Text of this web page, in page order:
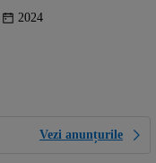
2024
Vezi anunțurile